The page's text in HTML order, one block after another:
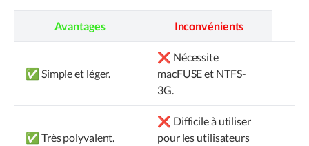
Avantages Inconvénients
✅ Simple et léger.
❌ Nécessite
macFUSE et NTFS-
3G.
✅ Très polyvalent.
❌ Difficile à utiliser
pour les utilisateurs